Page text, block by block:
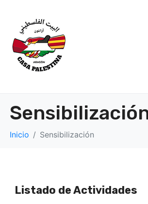
Inicio Sensibilización
Listado de Actividades